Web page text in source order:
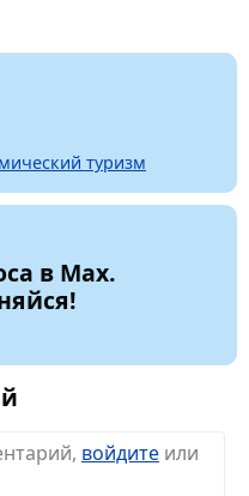
туризм
в Max.
войдите или